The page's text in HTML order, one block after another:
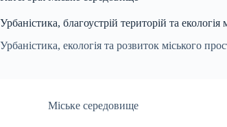
Урбаністика, благоустрій територій та екологія
Урбаністика, екологія та розвиток міського
Міське середовище